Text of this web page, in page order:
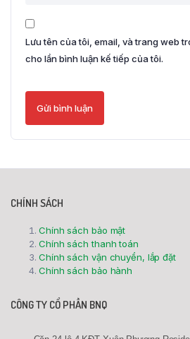
Lưu tên của tôi, email, và trang web
cho lần bình luận kế tiếp của tôi.
CHÍNH SÁCH
Chính sách bảo mật
Chính sách thanh toán
Chính sách vận chuyển, lắp đặt
Chính sách bảo hành
CÔNG TY CỔ PHẦN BNQ